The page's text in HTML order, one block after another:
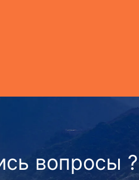
вопросы ?